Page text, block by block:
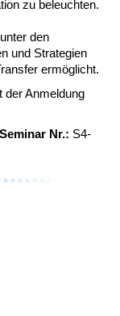
zu beleuchten.
den
und Strategien
ermöglicht.
der Anmeldung
Seminar Nr.: S4-